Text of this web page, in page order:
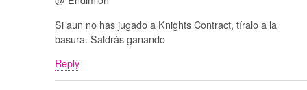
Si aun no has jugado a Knights Contract, tíralo a la
basura. Saldrás ganando
Reply